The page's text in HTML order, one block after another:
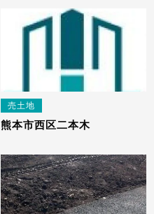
売土地
熊本市西区二本木